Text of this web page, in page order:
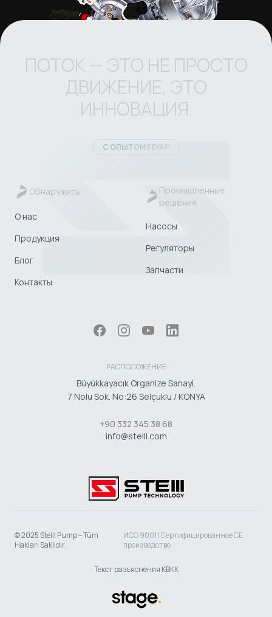
ПОТОК — ЭТО НЕ ПРОСТО
ДВИЖЕНИЕ, ЭТО
ИННОВАЦИЯ.
С ОПЫТОМ FEYAP
Обнаружить
О нас
Продукция
Блог
Контакты
Промышленные
решения
Насосы
Регуляторы
Запчасти
РАСПОЛОЖЕНИЕ
Büyükkayacık Organize Sanayi.
7 Nolu Sok. No:26 Selçuklu / KONYA
+90 332 345 38 68
info@stelll.com
© 2025 Stelll Pump – Tüm
Hakları Saklıdır.
ИСО 9001 | Сертифицированное CE
производство
Текст разъяснения КВКК